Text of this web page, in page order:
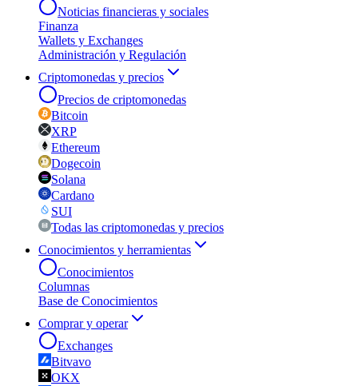
Noticias financieras y sociales
Finanza
Wallets y Exchanges
Administración y Regulación
Criptomonedas y precios
Precios de criptomonedas
Bitcoin
XRP
Ethereum
Dogecoin
Solana
Cardano
SUI
Todas las criptomonedas y precios
Conocimientos y herramientas
Conocimientos
Columnas
Base de Conocimientos
Comprar y operar
Exchanges
Bitvavo
OKX